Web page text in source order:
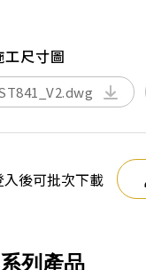
工尺寸圖
入後可批次下載
系列產品